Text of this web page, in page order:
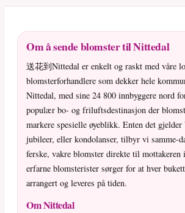
Om å sende blomster til Nittedal
送花到Nittedal er enkelt og raskt med våre
blomsterforhandlere som dekker hele
Nittedal, med sine 24 800 innbyggere nord
populær bo- og friluftsdestinasjon der
markere spesielle øyeblikk. Enten det gjelder
jubileer, eller kondolanser, tilbyr vi samme-
ferske, vakre blomster direkte til mottakeren
erfarne blomsterister sørger for at hver
arrangert og leveres på tiden.
Om Nittedal